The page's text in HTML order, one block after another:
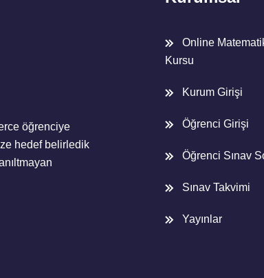
öğrenciye
hedef belirledik
Online
Kursu
Kurum Girişi
Öğrenci Girişi
Öğrenci Sınav
Sınav Takvimi
Yayınlar